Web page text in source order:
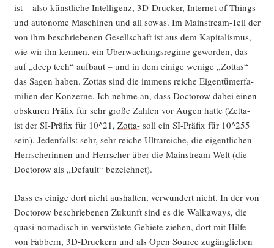
ist – also künst­li­che Intel­li­genz, 3D-Dru­cker, Inter­net of Things
und auto­no­me Maschi­nen und all sowas. Im Main­stream-Teil der
von ihm beschrie­be­nen Gesell­schaft ist aus dem Kapi­ta­lis­mus,
wie wir ihn ken­nen, ein Über­wa­chungs­re­gime gewor­den, das
auf „deep tech“ auf­baut – und in dem eini­ge weni­ge „Zot­tas“
das Sagen haben. Zot­tas sind die immens rei­che Eigen­tü­mer­fa­
mi­li­en der Kon­zer­ne. Ich neh­me an, dass Doc­to­row dabei einen
obsku­ren Prä­fix für sehr gro­ße Zah­len vor Augen hat­te (Zet­ta-
ist der SI-Prä­fix für 10^21, Zot­ta-soll ein SI-Prä­fix für 10^255
sein). Jeden­falls: sehr, sehr rei­che Ult­ra­rei­che, die eigent­li­chen
Herr­sche­rin­nen und Herr­scher über die Main­stream-Welt (die
Doc­to­row als „Default“ bezeichnet).
Dass es eini­ge dort nicht aus­hal­ten, ver­wun­dert nicht. In der von
Doc­to­row beschrie­be­nen Zukunft sind es die Wal­ka­ways, die
qua­si-noma­disch in ver­wüs­te­te Gebie­te zie­hen, dort mit Hil­fe
von Fab­bern, 3D-Dru­ckern und als Open Source zugäng­li­chen